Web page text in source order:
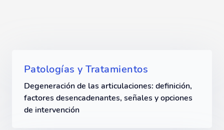
Patologías y Tratamientos
Degeneración de las articulaciones: definición,
factores desencadenantes, señales y opciones
de intervención